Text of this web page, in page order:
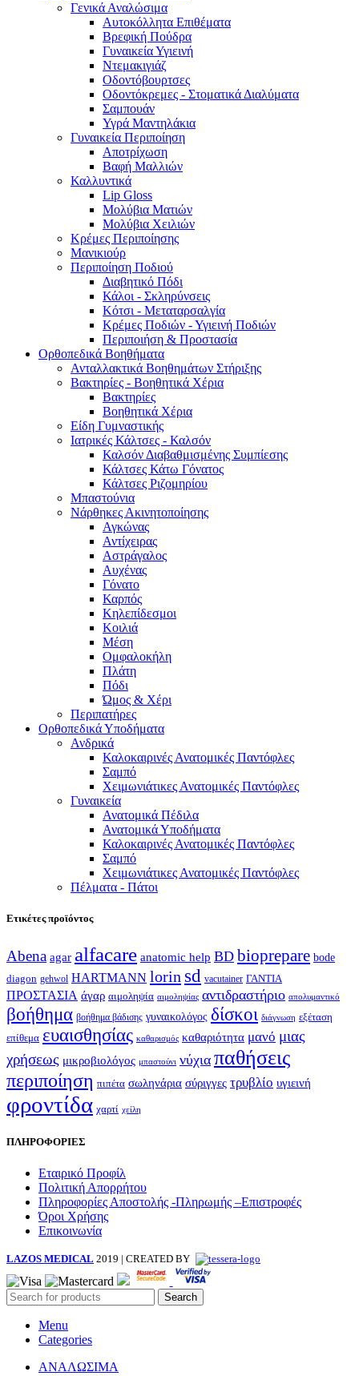
Γενικά Αναλώσιμα
Αυτοκόλλητα Επιθέματα
Βρεφική Πούδρα
Γυναικεία Υγιεινή
Ντεμακιγιάζ
Οδοντόβουρτσες
Οδοντόκρεμες - Στοματικά Διαλύματα
Σαμπουάν
Υγρά Μαντηλάκια
Γυναικεία Περιποίηση
Αποτρίχωση
Βαφή Μαλλιών
Καλλυντικά
Lip Gloss
Μολύβια Ματιών
Μολύβια Χειλιών
Κρέμες Περιποίησης
Μανικιούρ
Περιποίηση Ποδιού
Διαβητικό Πόδι
Κάλοι - Σκληρύνσεις
Κότσι - Μεταταρσαλγία
Κρέμες Ποδιών - Υγιεινή Ποδιών
Περιποιήση & Προστασία
Ορθοπεδικά Βοηθήματα
Ανταλλακτικά Βοηθημάτων Στήριξης
Βακτηρίες - Βοηθητικά Χέρια
Βακτηρίες
Βοηθητικά Χέρια
Είδη Γυμναστικής
Ιατρικές Κάλτσες - Καλσόν
Καλσόν Διαβαθμισμένης Συμπίεσης
Κάλτσες Κάτω Γόνατος
Κάλτσες Ριζομηρίου
Μπαστούνια
Νάρθηκες Ακινητοποίησης
Αγκώνας
Αντίχειρας
Αστράγαλος
Αυχένας
Γόνατο
Καρπός
Κηλεπίδεσμοι
Κοιλιά
Μέση
Ομφαλοκήλη
Πλάτη
Πόδι
Ώμος & Χέρι
Περιπατήρες
Ορθοπεδικά Υποδήματα
Ανδρικά
Καλοκαιρινές Ανατομικές Παντόφλες
Σαμπό
Χειμωνιάτικες Ανατομικές Παντόφλες
Γυναικεία
Ανατομικά Πέδιλα
Ανατομικά Υποδήματα
Καλοκαιρινές Ανατομικές Παντόφλες
Σαμπό
Χειμωνιάτικες Ανατομικές Παντόφλες
Πέλματα - Πάτοι
Ετικέτες προϊόντος
Abena agar alfacare anatomic help BD bioprepare bode
diagon gehwol HARTMANN lorin sd vacutainer ΓΑΝΤΙΑ
ΠΡΟΣΤΑΣΙΑ άγαρ αιμοληψία αιμοληψίας αντιδραστήριο απολυμαντικό
βοήθημα βοήθημα βάδισης γυναικολόγος δίσκοι διάγνωση εξέταση
επίθεμα ευαισθησίας καθαρισμός καθαριότητα μανό μιας
χρήσεως μικροβιολόγος μπαστούνι νύχια παθήσεις
περιποίηση πιπέτα σωληνάρια σύριγγες τρυβλίο υγιεινή
φροντίδα χαρτί χείλη
ΠΛΗΡΟΦΟΡΙΕΣ
Εταιρικό Προφίλ
Πολιτική Απορρήτου
Πληροφορίες Αποστολής -Πληρωμής –Επιστροφές
Όροι Χρήσης
Επικοινωνία
LAZOS MEDICAL 2019 | CREATED BY
Search
Menu
Categories
ΑΝΑΛΩΣΙΜΑ